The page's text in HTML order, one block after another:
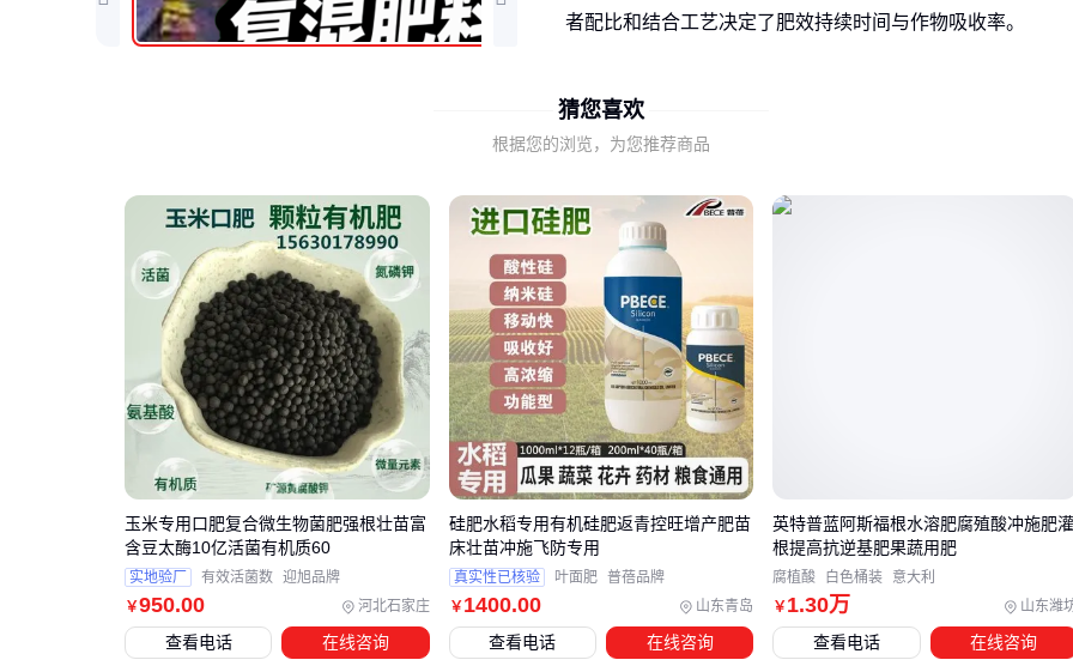
者配比和结合工艺决定了肥效持续时间与作物吸收率。
化学养分的结合方式。这正是赛豆麸产品的工艺突破点——豆
麸作为有机载体时，其纤维结构与无机盐的结合稳定性明显优
二、豆麸载体如何影响复混肥的实际表现？
赛豆麸产品的核心优势在于有机无机组分的微观结合方式：
豆麸多孔结构能吸附更多营养离子，减少施肥后的养分流失
天然酶类物质加速有机物分解，同步释放缓效与速效养分
低盐指数特性降低对幼苗根系的潜在刺激
选购时需特别注意豆麸的加工工艺——高温膨化处理的豆麸载
体比简单粉碎的持肥能力更强，这对砂质土壤或雨季施肥尤为
重要。
三、如何根据作物和土壤特性匹配赛豆麸复混肥？
选择赛豆麸有机无机复混肥料时，不能仅凭养分比例或价格做
决策。关键要建立作物需求与土壤现状的双向匹配逻辑：
猜您喜欢
根据您的浏览，为您推荐商品
￥950.00 河北石家庄
玉米专用口肥复合微生物菌肥强根壮苗富
含豆太酶10亿活菌有机质60
实地验厂 有效活菌数 迎旭品牌
查看电话 在线咨询
￥ 1400.00 山东青岛
硅肥水稻专用有机硅肥返青控旺增产肥苗
床壮苗冲施飞防专用
真实性已核验 叶面肥 普蓓品牌
查看电话 在线咨询
￥ 1.30万 山东潍
英特普蓝阿斯福根水溶肥腐殖酸冲施肥灌
根提高抗逆基肥果蔬用肥
腐植酸 白色桶装 意大利
查看电话 在线咨询